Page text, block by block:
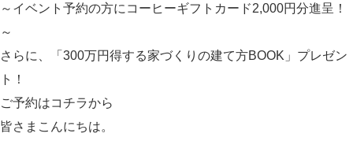
～イベント予約の方にコーヒーギフトカード2,000円分進呈！
～
さらに、「300万円得する家づくりの建て方BOOK」プレゼン
ト！
ご予約はコチラから
皆さまこんにちは。